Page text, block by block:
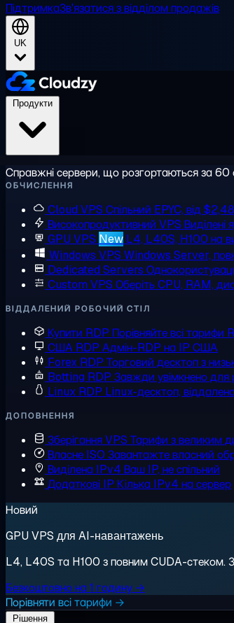
ПідтримкаЗв'язатися з відділом продажів
UK
Справжні сервери, що розгортаються за 60
ОБЧИСЛЕННЯ
Cloud VPS Спільний EPYC, від
Високопродуктивний VPS Виділені
GPU VPS New L4, L40S, H100 на
Windows VPS Windows Server,
Dedicated Servers
Custom VPS Оберіть CPU, RAM,
ВІДДАЛЕНИЙ РОБОЧИЙ СТІЛ
Купити RDP Порівняйте всі тарифи
США RDP Адмін-RDP на IP США
Forex RDP Торговий десктоп з
Botting RDP Завжди увімкнено для
Linux RDP Linux-десктоп,
ДОПОВНЕННЯ
Зберігання VPS Тарифи з великим
Власне ISO Завантажте власний
Виділена IPv4 Ваш IP, не спільний
Додаткові IP Кілька IPv4 на сервер
Новий
GPU VPS для AI-навантажень
L4, L40S та H100 з повним CUDA-стеком.
Безкоштовно на 1 годину →
Порівняти всі тарифи →